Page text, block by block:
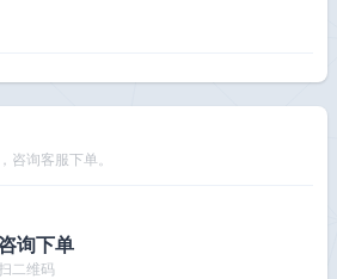
咨询客服下单。
咨询下单
二维码